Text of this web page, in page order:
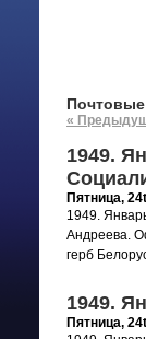
«
1949.
Пятница,
1949.
Андреева.
герб
1949.
Пятница,